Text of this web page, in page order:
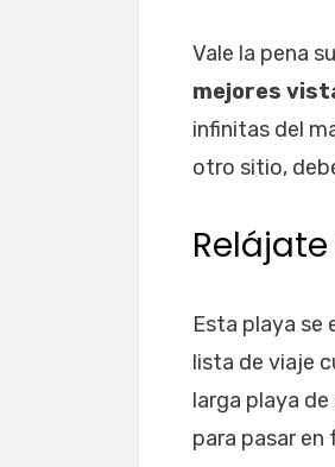
Vale la pena
mejores
infinitas del
otro sitio,
Esta playa se
lista de viaje
larga playa
para pasar